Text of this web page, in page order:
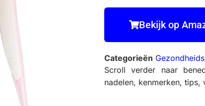
Bekijk op
Categorieën
Scroll verder naar
nadelen, kenmerken, tips,